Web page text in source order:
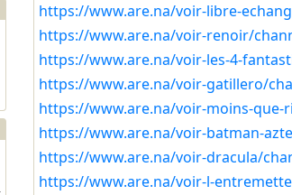
https://www.are.na/voir-libre-
https://www.are.na/voir-renoir/
https://www.are.na/voir-les-4-
https://www.are.na/voir-gatillero/
https://www.are.na/voir-moins-que-
https://www.are.na/voir-batman-
https://www.are.na/voir-dracula/
https://www.are.na/voir-l-